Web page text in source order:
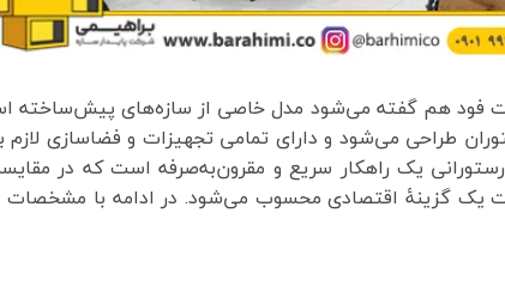
فود هم گفته می‌شود مدل خاصی از سازه‌های پیش‌ساخته
طراحی می‌شود و دارای تمامی تجهیزات و فضاسازی لازم
یک راهکار سریع و مقرون‌به‌صرفه است که در
یک گزینۀ اقتصادی محسوب می‌شود. در ادامه با مشخصات